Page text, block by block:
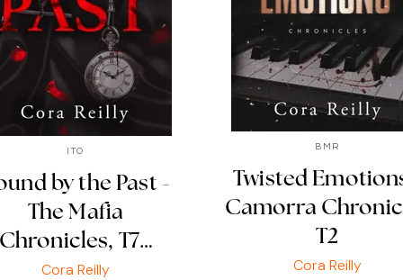
ITO
by the Past -
The Mafia
Chronicles, T7…
Cora Reilly
BMR
Twisted
Camorra
T2
Cora Reilly